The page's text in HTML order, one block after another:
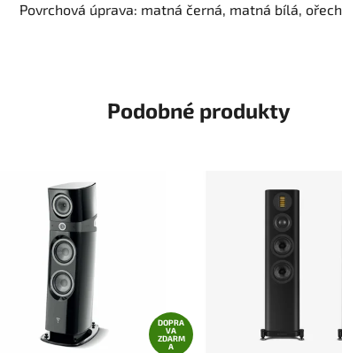
Povrchová úprava: matná černá, matná bílá, ořech
Podobné produkty
DOPRA
VA
ZDARM
A